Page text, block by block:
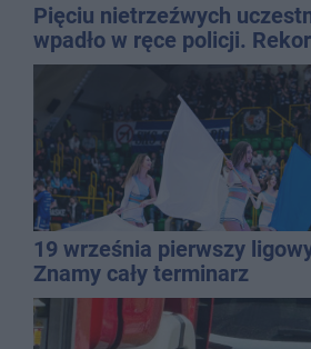
Pięciu nietrzeźwych
wpadło w ręce policji.
promila
19 września pierwszy
Znamy cały terminarz